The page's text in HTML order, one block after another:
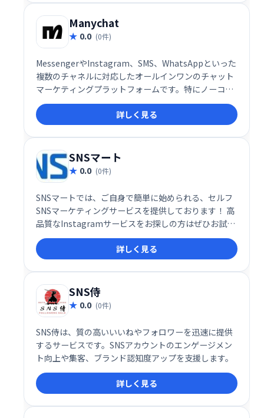
Manychat
0.0 (0件)
MessengerやInstagram、SMS、WhatsAppといった
複数のチャネルに対応したオールインワンのチャット
マーケティングプラットフォームです。特にノーコー
ドで構築できるビジュアルフローと、顧客エンゲージ
メントを高める自動化機能により、世界中の中小企業
からマーケター、EC事業者まで幅広く活用されていま
す。
詳しく見る
SNSマート
0.0 (0件)
SNSマートでは、ご自身で簡単に始められる、セルフ
SNSマーケティングサービスを提供しております！ 高
品質なInstagramサービスをお探しの方はぜひお試し
ください！
詳しく見る
SNS侍
0.0 (0件)
SNS侍は、質の高いいいねやフォロワーを迅速に提供
するサービスです。SNSアカウントのエンゲージメン
ト向上や集客、ブランド認知度アップを支援します。
詳しく見る